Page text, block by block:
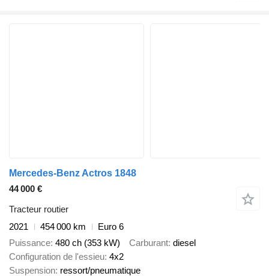
Mercedes-Benz Actros 1848
44 000 €
Tracteur routier
2021
454 000 km
Euro 6
Puissance 480 ch (353 kW) Carburant diesel
Configuration de l'essieu 4x2
Suspension ressort/pneumatique